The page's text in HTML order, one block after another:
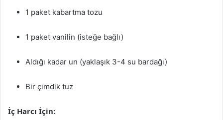
1 paket kabartma tozu
1 paket vanilin (isteğe bağlı)
Aldığı kadar un (yaklaşık 3-4 su bardağı)
Bir çimdik tuz
İç Harcı İçin: